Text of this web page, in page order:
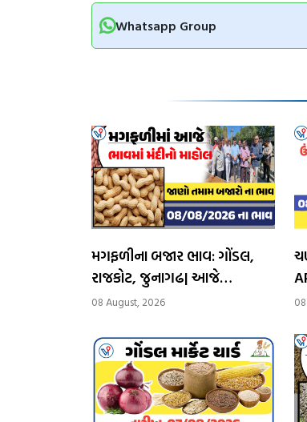
Whatsapp Group
મગફળીના બજાર ભાવ: ગોંડલ,
રાજકોટ, જુનાગઢ| આજે
મગફળીના ભાવમાં ધટાડો
08 August, 2026